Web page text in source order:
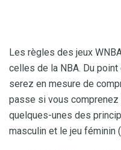
Les règles des jeux
celles de la NBA. Du
serez en mesure de
passe si vous
quelques-unes des
masculin et le jeu féminin